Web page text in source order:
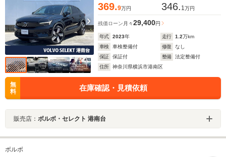
369.9万円 346. 1万円
残価ローン 月々29,400円
年式 2023年 走行 1.2万km
車検
車検整備付 修復
なし
保証
保証付 整備
法定整備付
住所
神奈川県横浜市港南区
無
料
在庫確認・見積依頼
販売店： ボルボ・セレクト 港南台
ボルボ